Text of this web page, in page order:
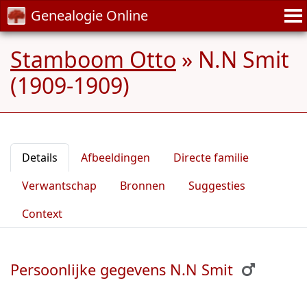
Genealogie Online
Stamboom Otto » N.N Smit
(1909-1909)
Details Afbeeldingen
Directe familie
Verwantschap
Bronnen
Suggesties
Context
Persoonlijke gegevens N.N Smit